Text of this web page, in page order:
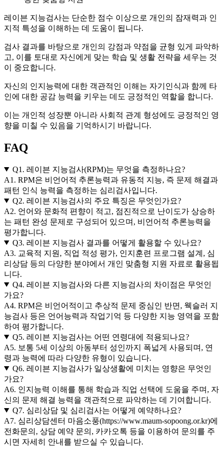
레이븐 지능검사는 단순한 점수 이상으로 개인의 잠재력과 인
지적 특성을 이해하는 데 도움이 됩니다.
검사 결과를 바탕으로 개인의 강점과 약점을 균형 있게 파악하
고, 이를 토대로 자신에게 맞는 학습 및 생활 전략을 세우는 것
이 중요합니다.
자신의 인지능력에 대한 객관적인 이해는 자기인식과 함께 타
인에 대한 공감 능력을 키우는 데도 긍정적인 역할을 합니다.
이는 개인적 성장뿐 아니라 사회적 관계 형성에도 긍정적인 영
향을 미칠 수 있음을 기억하시기 바랍니다.
FAQ
Q1. 레이븐 지능검사(RPM)는 무엇을 측정하나요?
A1. RPM은 비언어적 추론능력과 유동적 지능, 즉 문제 해결과
패턴 인식 능력을 측정하는 심리검사입니다.
Q2. 레이븐 지능검사의 주요 특징은 무엇인가요?
A2. 언어와 문화적 편향이 적고, 점진적으로 난이도가 상승하
는 패턴 완성 문제로 구성되어 있으며, 비언어적 추론능력을
평가합니다.
Q3. 레이븐 지능검사 결과를 어떻게 활용할 수 있나요?
A3. 교육적 지원, 직업 적성 평가, 인지훈련 프로그램 설계, 심
리상담 등의 다양한 분야에서 개인 맞춤형 지원 자료로 활용됩
니다.
Q4. 레이븐 지능검사와 다른 지능검사의 차이점은 무엇인
가요?
A4. RPM은 비언어적이고 추상적 문제 중심인 반면, 웩슬러 지
능검사 등은 언어능력과 작업기억 등 다양한 지능 영역을 포함
하여 평가합니다.
Q5. 레이븐 지능검사는 어떤 연령대에 적용되나요?
A5. 보통 5세 이상의 아동부터 성인까지 폭넓게 사용되며, 연
령과 능력에 따라 다양한 유형이 있습니다.
Q6. 레이븐 지능검사가 일상생활에 미치는 영향은 무엇인
가요?
A6. 인지능력 이해를 통해 학습과 직업 선택에 도움을 주며, 자
신의 문제 해결 능력을 객관적으로 파악하는 데 기여합니다.
Q7. 심리상담 및 심리검사는 어떻게 예약하나요?
A7. 심리상담센터 마음소풍(https://www.maum-sopoong.or.kr)에
전화문의, 상담 예약 문의, 카카오톡 등을 이용하여 문의를 주
시면 자세히 안내를 받으실 수 있습니다.